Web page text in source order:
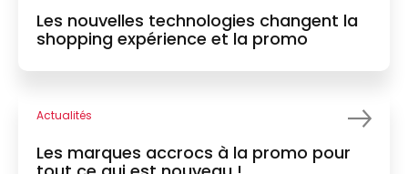
Les nouvelles technologies changent la
shopping expérience et la promo
Actualités
Les marques accrocs à la promo pour